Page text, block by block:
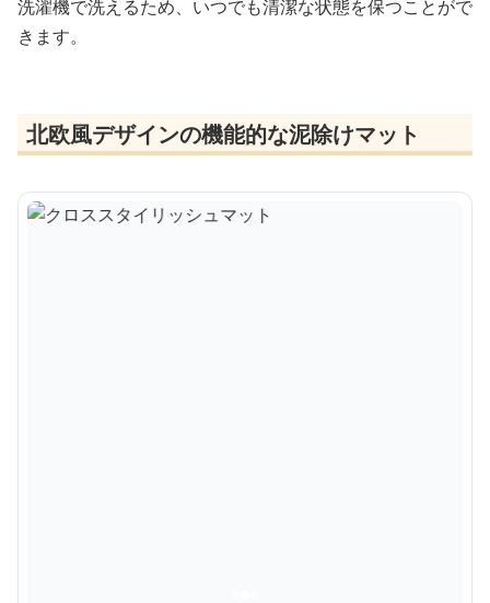
洗濯機で洗えるため、いつでも清潔な状態を保つことがで
きます。
北欧風デザインの機能的な泥除けマット